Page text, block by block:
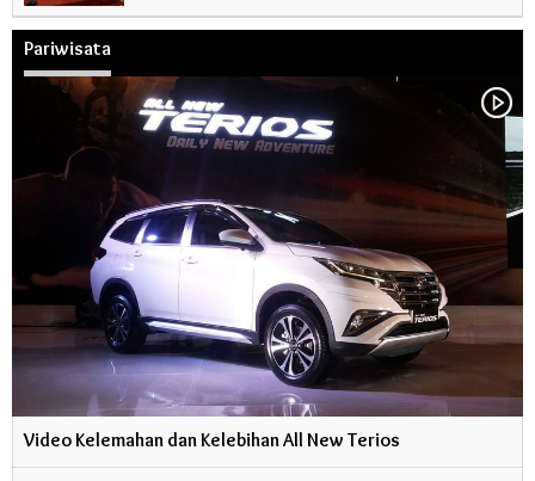
Pariwisata
Video Kelemahan dan Kelebihan All New Terios